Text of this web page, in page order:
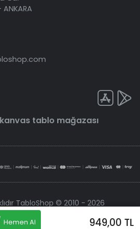
949,00 TL
Hemen Al
kanvas tablo mağazası
TabloShop © 2010 - 2026
sistemiyle korunmaktadır.